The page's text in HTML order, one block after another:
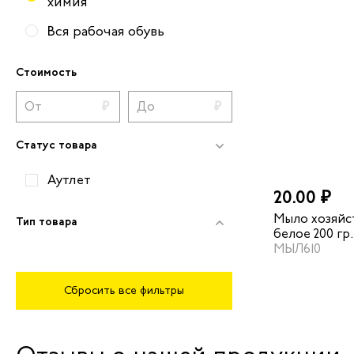
Вся рабочая обувь
Стоимость
Статус товара
Аутлет
Тип товара
Сбросить все фильтры
20.00 ₽
Мыло
белое 200 гр
МЫЛ610